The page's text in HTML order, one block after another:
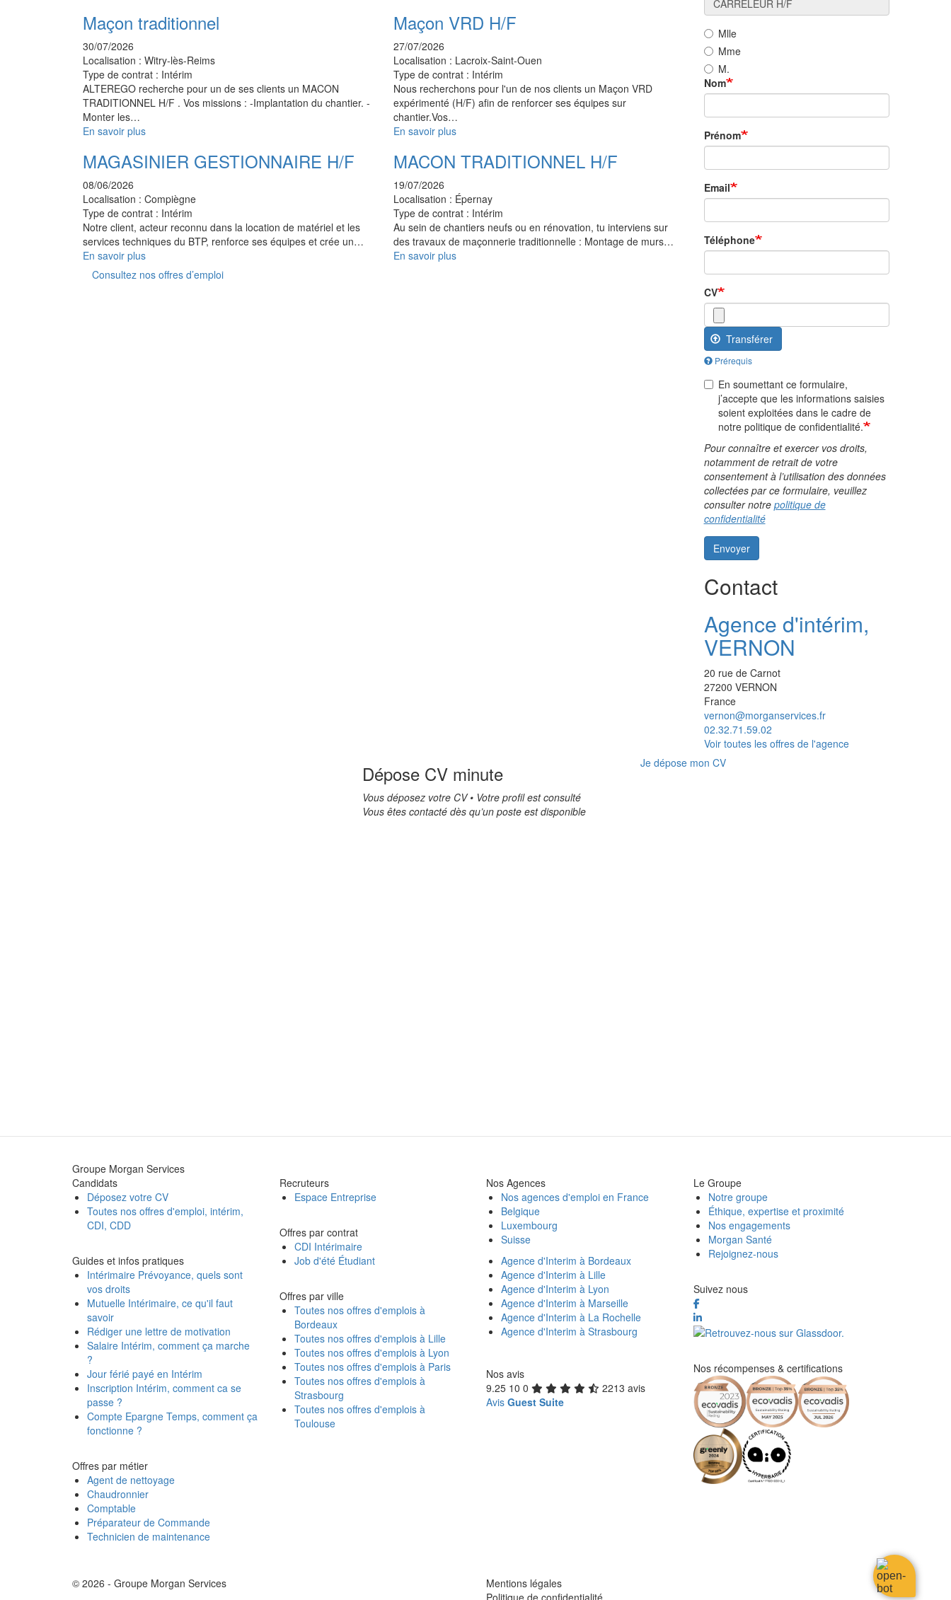
Maçon traditionnel
30/07/2026
Localisation : Witry-lès-Reims
Type de contrat : Intérim
ALTEREGO recherche pour un de ses clients un MACON
TRADITIONNEL H/F . Vos missions : -Implantation du chantier. -
Monter les…
En savoir plus
Maçon VRD H/F
27/07/2026
Localisation : Lacroix-Saint-Ouen
Type de contrat : Intérim
Nous recherchons pour l'un de nos clients un Maçon VRD
expérimenté (H/F) afin de renforcer ses équipes sur
chantier.Vos…
En savoir plus
MAGASINIER GESTIONNAIRE H/F
08/06/2026
Localisation : Compiègne
Type de contrat : Intérim
Notre client, acteur reconnu dans la location de matériel et les
services techniques du BTP, renforce ses équipes et crée un…
En savoir plus
MACON TRADITIONNEL H/F
19/07/2026
Localisation : Épernay
Type de contrat : Intérim
Au sein de chantiers neufs ou en rénovation, tu interviens sur
des travaux de maçonnerie traditionnelle : Montage de murs…
En savoir plus
Consultez nos offres d’emploi
Mlle
Mme
M.
Nom
Prénom
Email
Téléphone
CV
Transférer
Prérequis
En soumettant ce formulaire,
j’accepte que les informations saisies
soient exploitées dans le cadre de
notre politique de confidentialité.
Pour connaître et exercer vos droits,
notamment de retrait de votre
consentement à l’utilisation des données
collectées par ce formulaire, veuillez
consulter notre politique de
confidentialité
Envoyer
Contact
Agence d'intérim,
VERNON
20 rue de Carnot
27200 VERNON
France
vernon@morganservices.fr
02.32.71.59.02
Voir toutes les offres de l'agence
Dépose CV minute
Vous déposez votre CV • Votre profil est consulté
Vous êtes contacté dès qu’un poste est disponible
Je dépose mon CV
Groupe Morgan Services
Candidats
Déposez votre CV
Toutes nos offres d'emploi, intérim,
CDI, CDD
Guides et infos pratiques
Intérimaire Prévoyance, quels sont
vos droits
Mutuelle Intérimaire, ce qu'il faut
savoir
Rédiger une lettre de motivation
Salaire Intérim, comment ça marche
?
Jour férié payé en Intérim
Inscription Intérim, comment ca se
passe ?
Compte Epargne Temps, comment ça
fonctionne ?
Offres par métier
Agent de nettoyage
Chaudronnier
Comptable
Préparateur de Commande
Technicien de maintenance
Recruteurs
Espace Entreprise
Offres par contrat
CDI Intérimaire
Job d'été Étudiant
Offres par ville
Toutes nos offres d'emplois à
Bordeaux
Toutes nos offres d'emplois à Lille
Toutes nos offres d'emplois à Lyon
Toutes nos offres d'emplois à Paris
Toutes nos offres d'emplois à
Strasbourg
Toutes nos offres d'emplois à
Toulouse
Nos Agences
Nos agences d'emploi en France
Belgique
Luxembourg
Suisse
Agence d'Interim à Bordeaux
Agence d'Interim à Lille
Agence d'Interim à Lyon
Agence d'Interim à Marseille
Agence d'Interim à La Rochelle
Agence d'Interim à Strasbourg
Nos avis
9.25 10 0
2213 avis
Avis Guest Suite
Le Groupe
Notre groupe
Éthique, expertise et proximité
Nos engagements
Morgan Santé
Rejoignez-nous
Suivez nous
Nos récompenses & certifications
© 2026 - Groupe Morgan Services
Mentions légales
Politique de confidentialité